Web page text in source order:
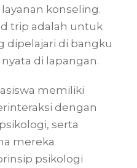
konseling.
trip adalah untuk
dipelajari di bangku
di lapangan.
memiliki
dengan
serta
mereka
psikologi